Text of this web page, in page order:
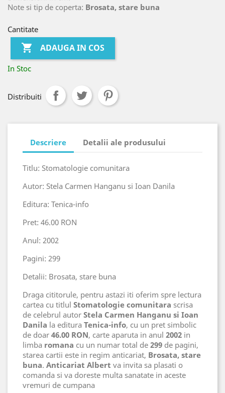
Note si tip de coperta: Brosata, stare buna
Cantitate
 ADAUGA IN COS
In Stoc
Distribuiti
Descriere Detalii ale produsului
Titlu: Stomatologie comunitara
Autor: Stela Carmen Hanganu si Ioan Danila
Editura: Tenica-info
Pret: 46.00 RON
Anul: 2002
Pagini: 299
Detalii: Brosata, stare buna
Draga cititorule, pentru astazi iti oferim spre lectura
cartea cu titlul Stomatologie comunitara scrisa
de celebrul autor Stela Carmen Hanganu si Ioan
Danila la editura Tenica-info, cu un pret simbolic
de doar 46.00 RON, carte aparuta in anul 2002 in
limba romana cu un numar total de 299 de pagini,
starea cartii este in regim anticariat, Brosata, stare
buna. Anticariat Albert va invita sa plasati o
comanda si va doreste multa sanatate in aceste
vremuri de cumpana